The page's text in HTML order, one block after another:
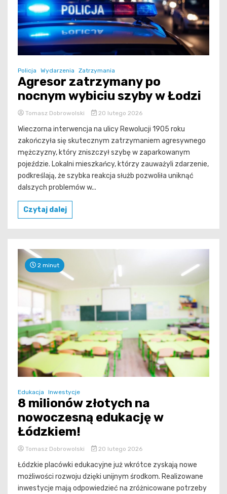
Policja Wydarzenia Zatrzymania
Agresor zatrzymany po
nocnym wybiciu szyby w Łodzi
Tomasz Dobrowolski 20 lutego 2026
Wieczorna interwencja na ulicy Rewolucji 1905 roku
zakończyła się skutecznym zatrzymaniem agresywnego
mężczyzny, który zniszczył szybę w zaparkowanym
pojeździe. Lokalni mieszkańcy, którzy zauważyli zdarzenie,
podkreślają, że szybka reakcja służb pozwoliła uniknąć
dalszych problemów w...
Czytaj dalej
2 minut
Edukacja Inwestycje
8 milionów złotych na
nowoczesną edukację w
Łódzkiem!
Tomasz Dobrowolski 20 lutego 2026
Łódzkie placówki edukacyjne już wkrótce zyskają nowe
możliwości rozwoju dzięki unijnym środkom. Realizowane
inwestycje mają odpowiedzieć na zróżnicowane potrzeby